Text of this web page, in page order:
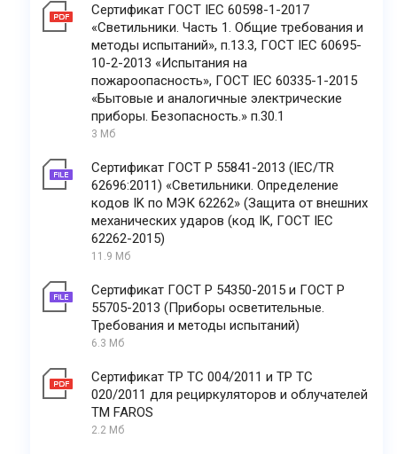
Сертификат ГОСТ IEC 60598-1-2017
«Светильники. Часть 1. Общие требования и
методы испытаний», п.13.3, ГОСТ IEC 60695-
10-2-2013 «Испытания на
пожароопасность», ГОСТ IEC 60335-1-2015
«Бытовые и аналогичные электрические
приборы. Безопасность.» п.30.1
3 Мб
Сертификат ГОСТ Р 55841-2013 (IEC/TR
62696:2011) «Светильники. Определение
кодов IK по МЭК 62262» (Защита от внешних
механических ударов (код IK, ГОСТ IEC
62262-2015)
11.9 Мб
Сертификат ГОСТ Р 54350-2015 и ГОСТ Р
55705-2013 (Приборы осветительные.
Требования и методы испытаний)
6.3 Мб
Сертификат ТР ТС 004/2011 и ТР ТС
020/2011 для рециркуляторов и облучателей
ТМ FAROS
2.2 Мб